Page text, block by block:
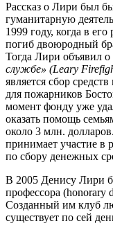
Рассказ о Лири был
гуманитарную
1999 году, когда в
погиб двоюродный
Тогда Лири объявил о
службе» (Leary
является сбор
для пожарников
момент фонду уже
оказать помощь
около 3 млн.
принимает участие в
по сбору денежных
В 2005 Денису Лири
профессора (honorary
Созданный им клуб
существует по сей